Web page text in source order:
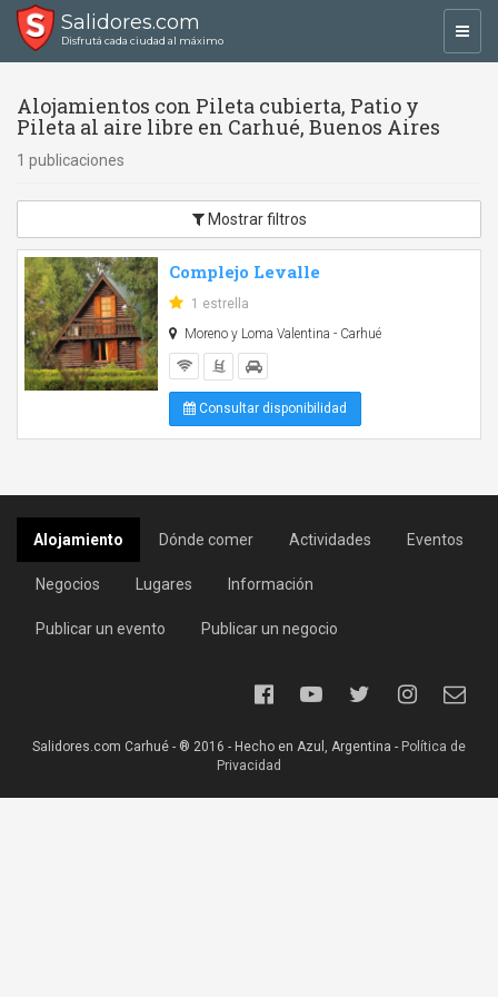
Salidores.com
Disfrutá cada ciudad al máximo
Alojamientos con Pileta cubierta, Patio y
Pileta al aire libre en Carhué, Buenos Aires
1 publicaciones
Mostrar filtros
Complejo Levalle
1 estrella
Moreno y Loma Valentina - Carhué
Consultar disponibilidad
Alojamiento Dónde comer Actividades Eventos
Negocios Lugares Información
Publicar un evento Publicar un negocio
Salidores.com Carhué - ® 2016 - Hecho en Azul, Argentina - Política de
Privacidad